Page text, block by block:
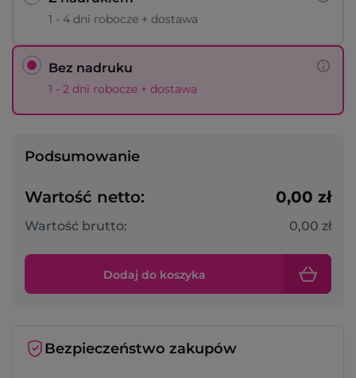
1 - 4 dni robocze + dostawa
Bez nadruku
1 - 2 dni robocze + dostawa
Podsumowanie
Wartość netto: 0,00 zł
Wartość brutto: 0,00 zł
Dodaj do koszyka
Bezpieczeństwo zakupów